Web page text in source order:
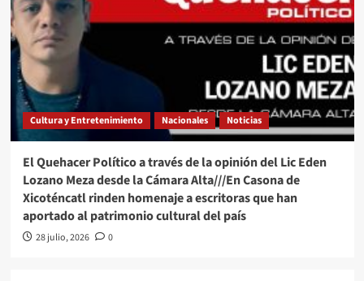
Cultura y Entretenimiento Nacionales Noticias
El Quehacer Político a través de la opinión del Lic Eden
Lozano Meza desde la Cámara Alta///En Casona de
Xicoténcatl rinden homenaje a escritoras que han
aportado al patrimonio cultural del país
28 julio, 2026 0